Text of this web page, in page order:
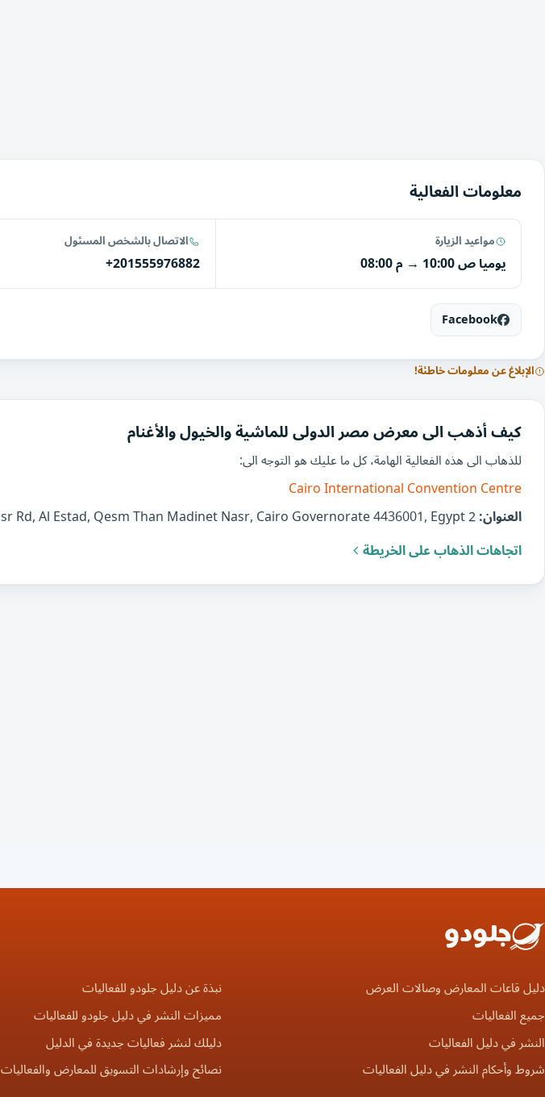
معلومات الفعالية
مواعيد الزيارة
يوميا10:00 ص → 08:00 م
الاتصال بالشخص المسئول
+201555976882
Facebook
الإبلاغ عن معلومات خاطئة!
كيف أذهب الى معرض مصر الدولى للماشية والخيول والأغنام
للذهاب الى هذه الفعالية الهامة، كل ما عليك هو التوجه الى:
Cairo International Convention Centre
العنوان:
اتجاهات الذهاب على الخريطة
دليل قاعات المعارض وصالات العرض
جميع الفعاليات
النشر في دليل الفعاليات
شروط وأحكام النشر في دليل الفعاليات
نبذة عن دليل جلودو للفعاليات
مميزات النشر في دليل جلودو للفعاليات
دليلك لنشر فعاليات جديدة في الدليل
نصائح وإرشادات التسويق للمعارض والفعاليات